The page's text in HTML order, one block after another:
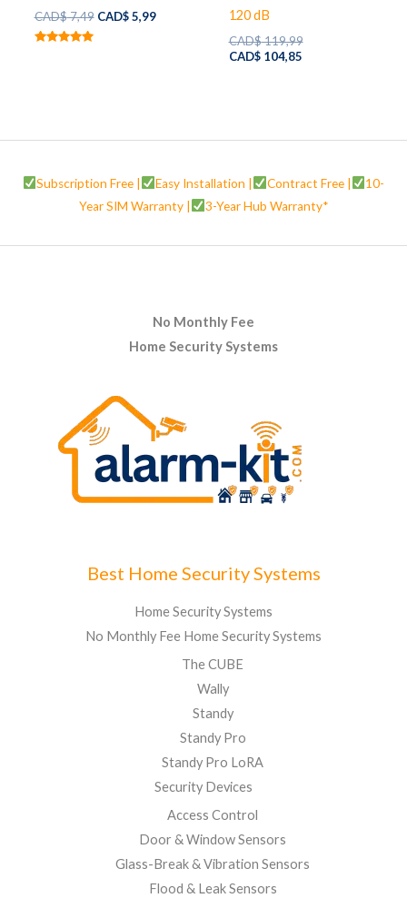
CAD$7,49 Original
CAD$5,99Current
120 dB
CAD$119,99Original
CAD$104,85Current
Subscription Free | Easy Installation | Contract Free |
10-
Year SIM Warranty |
3-Year Hub Warranty*
No Monthly Fee
Home Security Systems
Best Home Security Systems
Home Security Systems
No Monthly Fee Home Security Systems
The CUBE
Wally
Standy
Standy Pro
Standy Pro LoRA
Security Devices
Access Control
Door & Window Sensors
Glass-Break & Vibration Sensors
Flood & Leak Sensors